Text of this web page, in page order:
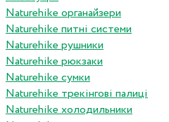
Naturehike органайзери
Naturehike питні системи
Naturehike рушники
Naturehike рюкзаки
Naturehike сумки
Naturehike трекінгові палиці
Naturehike холодильники